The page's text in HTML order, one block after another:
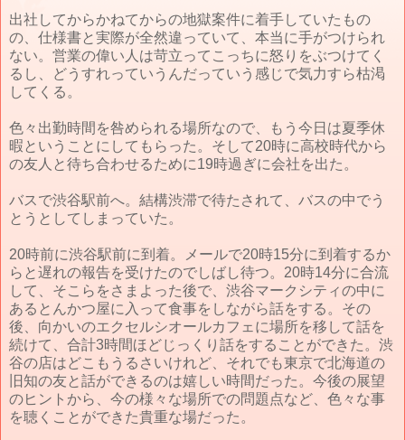
出社してからかねてからの地獄案件に着手していたもの
の、仕様書と実際が全然違っていて、本当に手がつけられ
ない。営業の偉い人は苛立ってこっちに怒りをぶつけてく
るし、どうすれっていうんだっていう感じで気力すら枯渇
してくる。
色々出勤時間を咎められる場所なので、もう今日は夏季休
暇ということにしてもらった。そして20時に高校時代から
の友人と待ち合わせるために19時過ぎに会社を出た。
バスで渋谷駅前へ。結構渋滞で待たされて、バスの中でう
とうとしてしまっていた。
20時前に渋谷駅前に到着。メールで20時15分に到着するか
らと遅れの報告を受けたのでしばし待つ。20時14分に合流
して、そこらをさまよった後で、渋谷マークシティの中に
あるとんかつ屋に入って食事をしながら話をする。その
後、向かいのエクセルシオールカフェに場所を移して話を
続けて、合計3時間ほどじっくり話をすることができた。渋
谷の店はどこもうるさいけれど、それでも東京で北海道の
旧知の友と話ができるのは嬉しい時間だった。今後の展望
のヒントから、今の様々な場所での問題点など、色々な事
を聴くことができた貴重な場だった。